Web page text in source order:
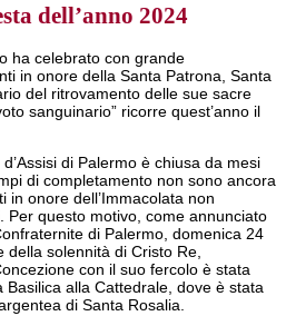
dell’anno 2024
ha celebrato con grande
in onore della Santa Patrona, Santa
del ritrovamento delle sue sacre
sanguinario” ricorre quest’anno il
di Palermo è chiusa da mesi
di completamento non sono ancora
in onore dell’Immacolata non
Per questo motivo, come annunciato
di Palermo, domenica 24
della solennità di Cristo Re,
con il suo fercolo è stata
alla Cattedrale, dove è stata
di Santa Rosalia.